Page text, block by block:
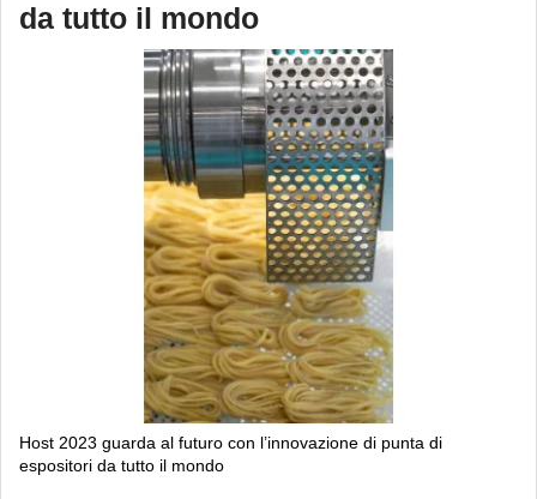
da tutto il mondo
Host 2023 guarda al futuro con l’innovazione di punta di
espositori da tutto il mondo